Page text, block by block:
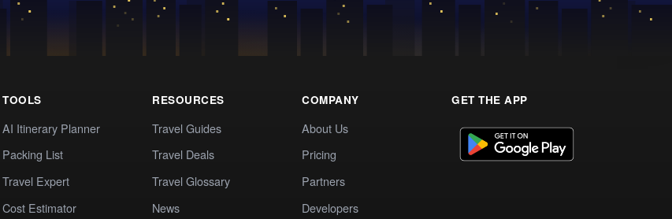
TOOLS
AI Itinerary Planner
Packing List
Travel Expert
Cost Estimator
RESOURCES
Travel Guides
Travel Deals
Travel Glossary
News
COMPANY
About Us
Pricing
Partners
Developers
GET THE APP